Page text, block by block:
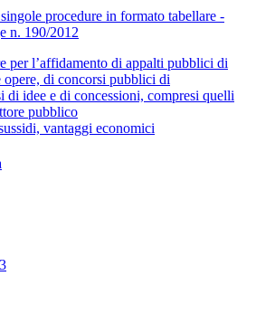
procedure in formato tabellare -
n. 190/2012
per l’affidamento di appalti pubblici di
di concorsi pubblici di
di idee e di concessioni, compresi quelli
pubblico
vantaggi economici